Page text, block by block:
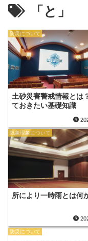
「と」
防災について
土砂災害警戒情報とは
ておきたい基礎知識
気象現象について
所により一時雨とは何
防災について